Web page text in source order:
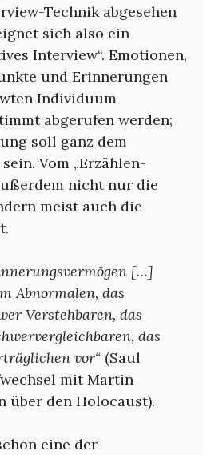
Technik abgesehen
sich also ein
Interview“. Emotionen,
und Erinnerungen
Individuum
abgerufen werden;
soll ganz dem
Vom „Erzählen-
nicht nur die
meist auch die
[…]
Abnormalen, das
Verstehbaren, das
das
vor“ (Saul
mit Martin
über den Holocaust).
eine der